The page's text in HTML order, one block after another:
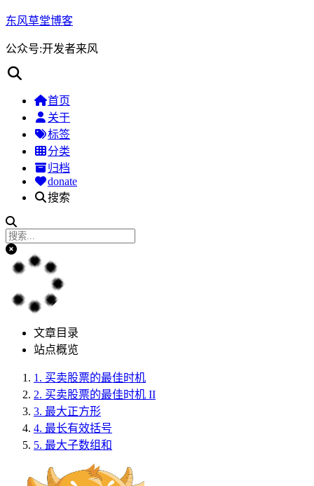
东风草堂博客
公众号:开发者来风
首页
关于
标签
分类
归档
donate
搜索
文章目录
站点概览
1. 买卖股票的最佳时机
2. 买卖股票的最佳时机 II
3. 最大正方形
4. 最长有效括号
5. 最大子数组和